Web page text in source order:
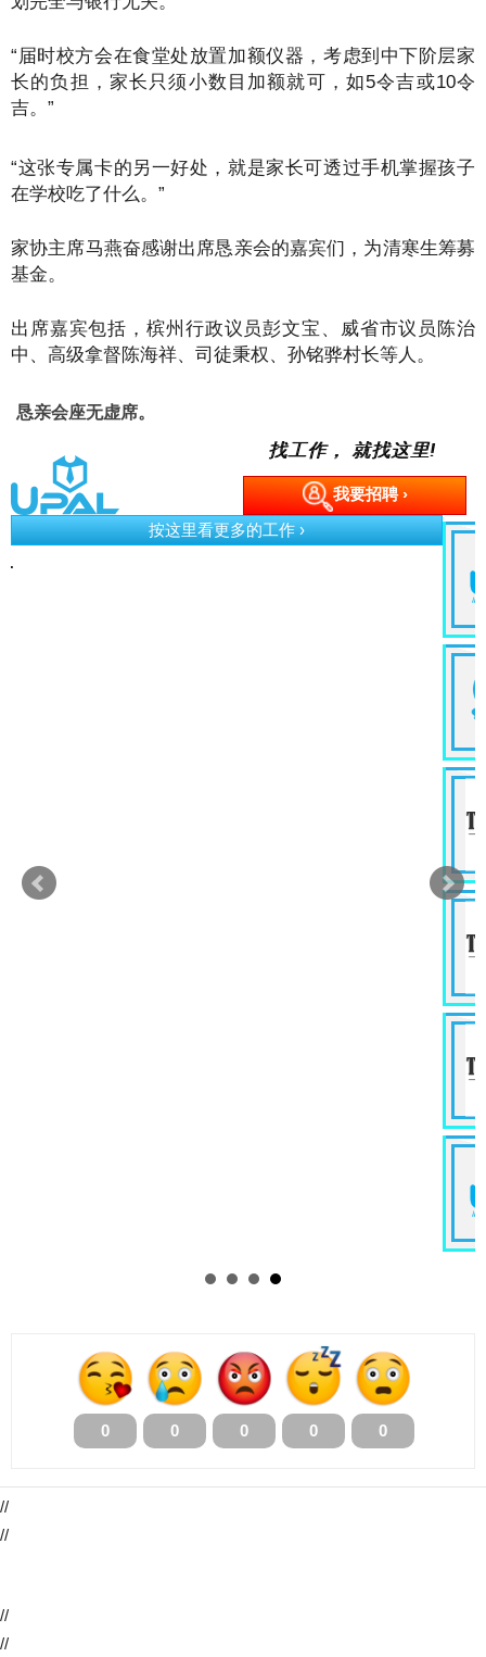
“届时校方会在食堂处放置加额仪器，考虑到中下阶层家
长的负担，家长只须小数目加额就可，如5令吉或10令
吉。”
“这张专属卡的另一好处，就是家长可透过手机掌握孩子
在学校吃了什么。”
家协主席马燕奋感谢出席恳亲会的嘉宾们，为清寒生筹募
基金。
出席嘉宾包括，槟州行政议员彭文宝、威省市议员陈治
中、高级拿督陈海祥、司徒秉权、孙铭骅村长等人。
恳亲会座无虚席。
找工作， 就找这里!
我要招聘 ›
按这里看更多的工作 ›
0 0 0 0 0
//
//
//
//